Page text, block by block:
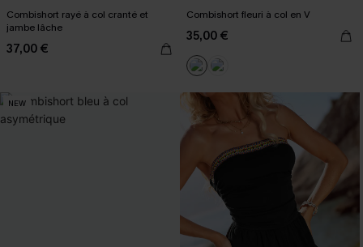
Combishort rayé à col cranté et
jambe lâche
37,00 €
Combishort fleuri à col en V
35,00 €
NEW